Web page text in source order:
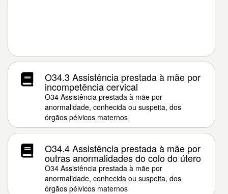
O34.3 Assistência prestada à mãe por
incompetência cervical
O34 Assistência prestada à mãe por
anormalidade, conhecida ou suspeita, dos
órgãos pélvicos maternos
O34.4 Assistência prestada à mãe por
outras anormalidades do colo do útero
O34 Assistência prestada à mãe por
anormalidade, conhecida ou suspeita, dos
órgãos pélvicos maternos